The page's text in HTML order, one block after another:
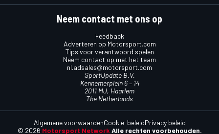
Neem contact met ons op
Feedback
Adverteren op Motorsport.com
Tips voor verantwoord spelen
Neem contact op met het team
nl.adsales@motorsport.com
SportUpdate B.V.
Kennemerplein 6 – 14
2011 MJ, Haarlem
The Netherlands
© 2026 Motorsport Network Alle rechten voorbehouden.
Algemene voorwaardenCookie-beleidPrivacy beleid